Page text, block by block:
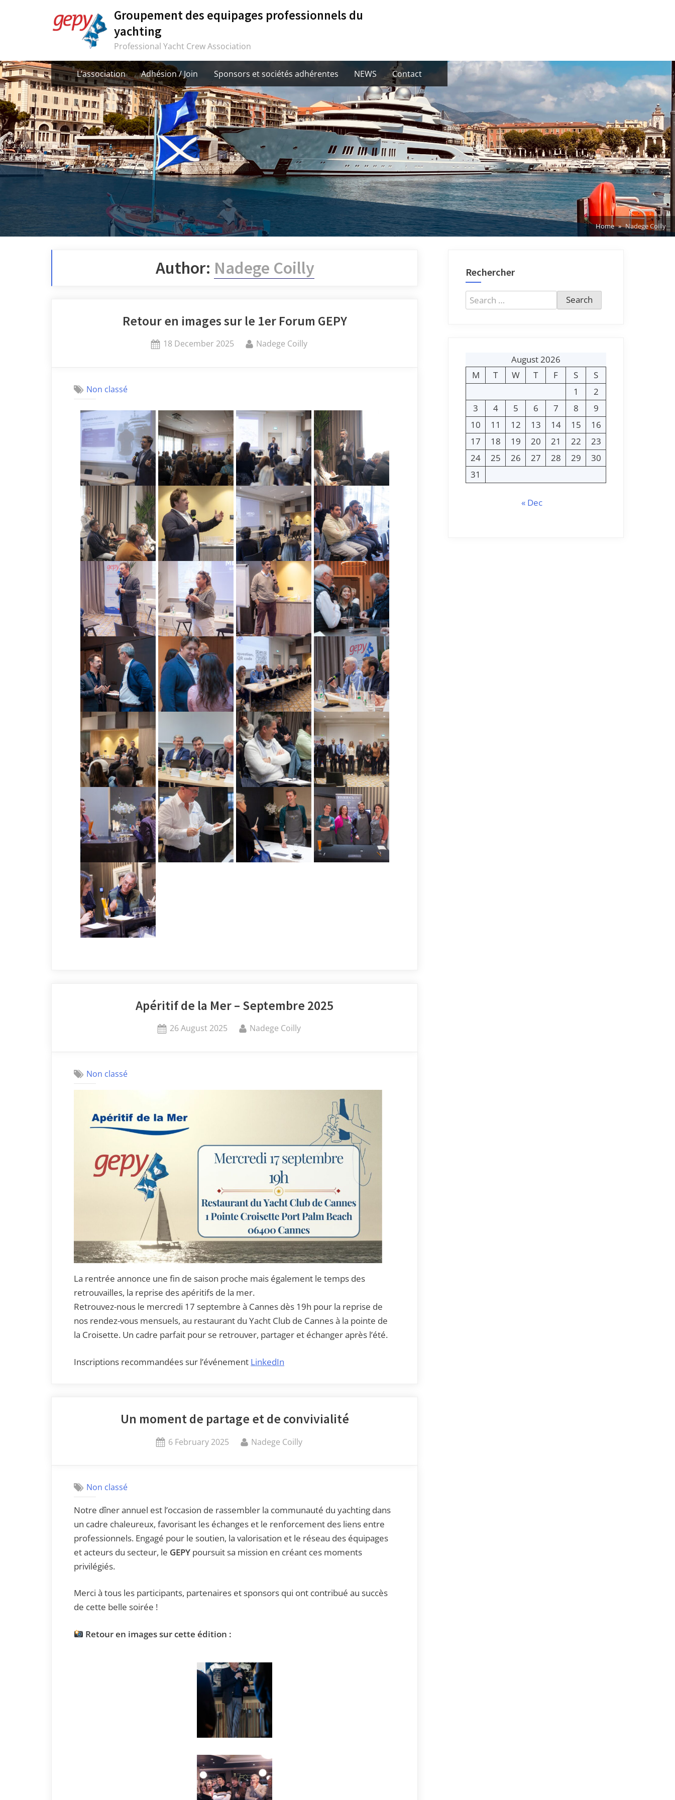
Groupement des equipages professionnels du
yachting
Professional Yacht Crew Association
L’association Adhésion / Join Sponsors et sociétés adhérentes NEWS Contact
Home Nadege Coilly
Author: Nadege Coilly
Retour en images sur le 1er Forum GEPY
18 December 2025 Nadege Coilly
Non classé
Apéritif de la Mer – Septembre 2025
26 August 2025 Nadege Coilly
Non classé
La rentrée annonce une fin de saison proche mais également le temps des
retrouvailles, la reprise des apéritifs de la mer.
Retrouvez-nous le mercredi 17 septembre à Cannes dès 19h pour la reprise de
nos rendez-vous mensuels, au restaurant du Yacht Club de Cannes à la pointe de
la Croisette. Un cadre parfait pour se retrouver, partager et échanger après l’été.
Inscriptions recommandées sur l’événement LinkedIn
Un moment de partage et de convivialité
6 February 2025 Nadege Coilly
Non classé
Notre dîner annuel est l’occasion de rassembler la communauté du yachting dans
un cadre chaleureux, favorisant les échanges et le renforcement des liens entre
professionnels. Engagé pour le soutien, la valorisation et le réseau des équipages
et acteurs du secteur, le GEPY poursuit sa mission en créant ces moments
privilégiés.
Merci à tous les participants, partenaires et sponsors qui ont contribué au succès
de cette belle soirée !
Retour en images sur cette édition :
Rechercher
August 2026
M
T W T F S
S
1
2
3
4 5 6 7 8
9
10
11 12 13 14 15
16
17
18 19 20 21 22
23
24
25 26 27 28 29
30
31
« Dec